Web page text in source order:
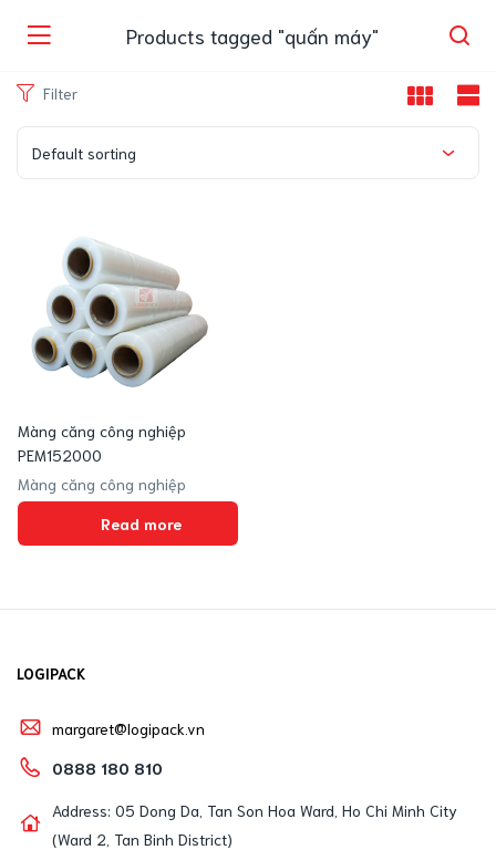
Products tagged "quấn máy"
Filter
Default sorting
Màng căng công nghiệp
PEM152000
Màng căng công nghiệp
Read more
LOGIPACK
margaret@logipack.vn
0888 180 810
Address: 05 Dong Da, Tan Son Hoa Ward, Ho Chi Minh City
(Ward 2, Tan Binh District)